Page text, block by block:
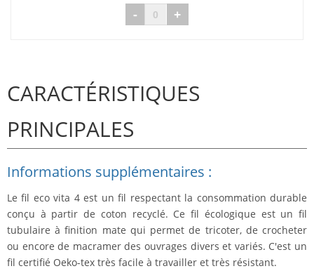
- +
CARACTÉRISTIQUES
PRINCIPALES
Informations supplémentaires :
Le fil eco vita 4 est un fil respectant la consommation durable
conçu à partir de coton recyclé. Ce fil écologique est un fil
tubulaire à finition mate qui permet de tricoter, de crocheter
ou encore de macramer des ouvrages divers et variés. C'est un
fil certifié Oeko-tex très facile à travailler et très résistant.